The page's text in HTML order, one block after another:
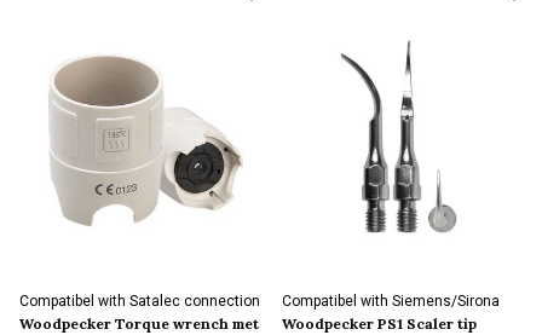
Compatibel with Satalec connection
Woodpecker Torque wrench met
Compatibel with Siemens/Sirona
connection
Woodpecker PS1 Scaler tip